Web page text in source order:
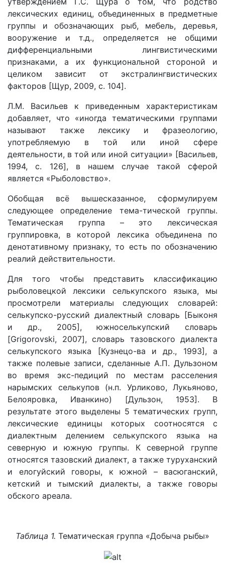
лексических единиц, объединенных в предметные
группы и обозначающих рыб, мебель, деревья,
вооружение и т.д., определяется не общими
дифференциальными лингвистическими
признаками, а их функциональной стороной и
целиком зависит от экстралингвистических
факторов [Щур, 2009, c. 104].
Л.М. Васильев к приведенным характеристикам
добавляет, что «иногда тематическими группами
называют также лексику и фразеологию,
употребляемую в той или иной сфере
деятельности, в той или иной ситуации» [Васильев,
1994, c. 126], в нашем случае такой сферой
является «Рыболовство».
Обобщая всё вышесказанное, сформулируем
следующее определение тема-тической группы.
Тематическая группа – это лексическая
группировка, в которой лексика объединена по
денотативному признаку, то есть по обозначению
реалий действительности.
Для того чтобы представить классификацию
рыболовецкой лексики селькупского языка, мы
просмотрели материалы следующих словарей:
селькупско-русский диалектный словарь [Быконя
и др., 2005], южноселькупский словарь
[Grigorovski, 2007], словарь тазовского диалекта
селькупского языка [Кузнецо-ва и др., 1993], а
также полевые записи, сделанные А.П. Дульзоном
во время экс-педиций по местам расселения
нарымских селькупов (н.п. Урликово, Лукьяново,
Белояровка, Иванкино) [Дульзон, 1953]. В
результате этого выделены 5 тематических групп,
лексические единицы которых соотносятся с
диалектным делением селькупского языка на
северную и южную группы. К северной группе
относятся тазовский диалект, а также туруханский
и елогуйский говоры, к южной – васюганский,
кетский и тымский диалекты, а также говоры
обского ареала.
Таблица 1. Тематическая группа «Добыча рыбы»